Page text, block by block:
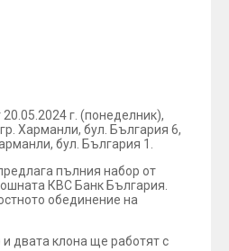
г. (понеделник),
Харманли, бул. България 6,
бул. България 1.
пълния набор от
КВС Банк България.
обединение на
и двата клона ще работят с